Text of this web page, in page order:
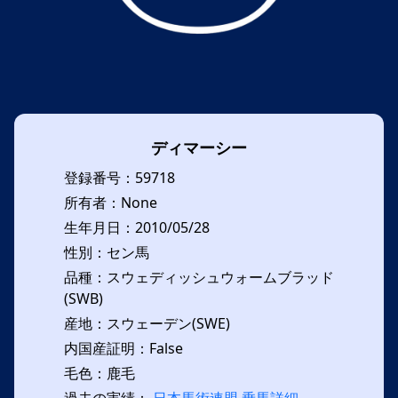
ディマーシー
登録番号：59718
所有者：None
生年月日：2010/05/28
性別：セン馬
品種：スウェディッシュウォームブラッド
(SWB)
産地：スウェーデン(SWE)
内国産証明：False
毛色：鹿毛